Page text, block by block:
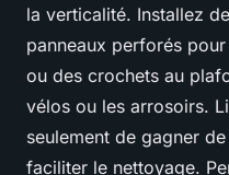
la verticalité. Installez
panneaux perforés
ou des crochets au
vélos ou les arrosoirs.
seulement de gagner
faciliter le nettoyage.